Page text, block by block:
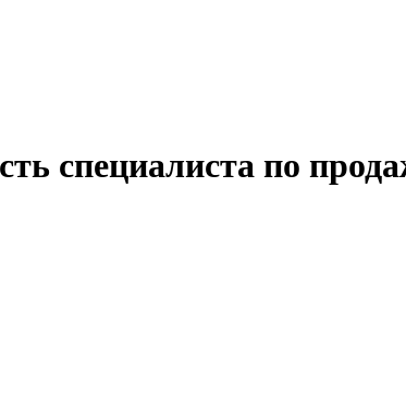
специалиста по